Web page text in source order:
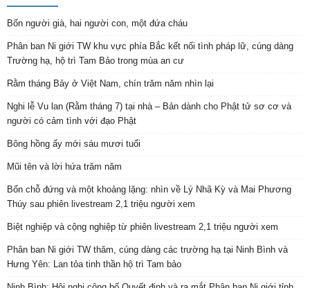
Bốn người già, hai người con, một đứa cháu
Phân ban Ni giới TW khu vực phía Bắc kết nối tình pháp lữ, cúng dàng
Trường hạ, hộ trì Tam Bảo trong mùa an cư
Rằm tháng Bảy ở Việt Nam, chín trăm năm nhìn lại
Nghi lễ Vu lan (Rằm tháng 7) tại nhà – Bản dành cho Phật tử sơ cơ và
người có cảm tình với đạo Phật
Bông hồng ấy mới sáu mươi tuổi
Mũi tên và lời hứa trăm năm
Bốn chỗ đứng và một khoảng lặng: nhìn về Lý Nhã Kỳ và Mai Phương
Thúy sau phiên livestream 2,1 triệu người xem
Biệt nghiệp và cộng nghiệp từ phiên livestream 2,1 triệu người xem
Phân ban Ni giới TW thăm, cúng dàng các trường hạ tại Ninh Bình và
Hưng Yên: Lan tỏa tinh thần hộ trì Tam bảo